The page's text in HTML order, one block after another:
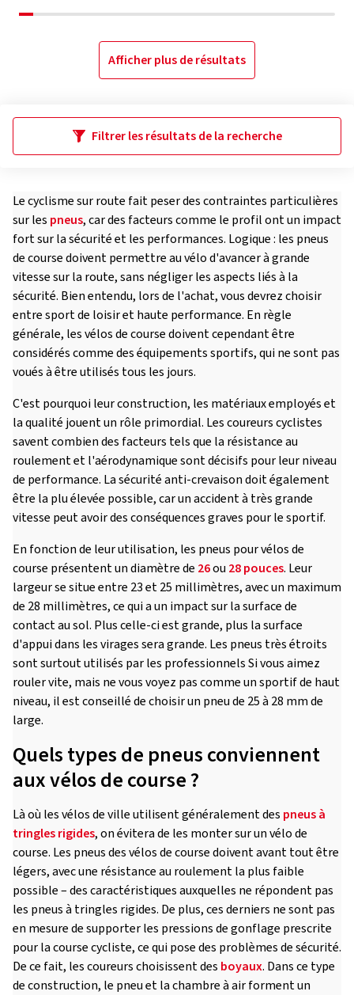
Afficher plus de résultats
Filtrer les résultats de la recherche
Le cyclisme sur route fait peser des contraintes particulières
sur les pneus, car des facteurs comme le profil ont un impact
fort sur la sécurité et les performances. Logique : les pneus
de course doivent permettre au vélo d'avancer à grande
vitesse sur la route, sans négliger les aspects liés à la
sécurité. Bien entendu, lors de l'achat, vous devrez choisir
entre sport de loisir et haute performance. En règle
générale, les vélos de course doivent cependant être
considérés comme des équipements sportifs, qui ne sont pas
voués à être utilisés tous les jours.
C'est pourquoi leur construction, les matériaux employés et
la qualité jouent un rôle primordial. Les coureurs cyclistes
savent combien des facteurs tels que la résistance au
roulement et l'aérodynamique sont décisifs pour leur niveau
de performance. La sécurité anti-crevaison doit également
être la plu élevée possible, car un accident à très grande
vitesse peut avoir des conséquences graves pour le sportif.
En fonction de leur utilisation, les pneus pour vélos de
course présentent un diamètre de 26ou 28 pouces. Leur
largeur se situe entre 23 et 25 millimètres, avec un maximum
de 28 millimètres, ce qui a un impact sur la surface de
contact au sol. Plus celle-ci est grande, plus la surface
d'appui dans les virages sera grande. Les pneus très étroits
sont surtout utilisés par les professionnels Si vous aimez
rouler vite, mais ne vous voyez pas comme un sportif de haut
niveau, il est conseillé de choisir un pneu de 25 à 28 mm de
large.
Quels types de pneus conviennent
aux vélos de course ?
Là où les vélos de ville utilisent généralement des pneus à
tringles rigides, on évitera de les monter sur un vélo de
course. Les pneus des vélos de course doivent avant tout être
légers, avec une résistance au roulement la plus faible
possible – des caractéristiques auxquelles ne répondent pas
les pneus à tringles rigides. De plus, ces derniers ne sont pas
en mesure de supporter les pressions de gonflage prescrite
pour la course cycliste, ce qui pose des problèmes de sécurité.
De ce fait, les coureurs choisissent des boyaux. Dans ce type
de construction, le pneu et la chambre à air forment un